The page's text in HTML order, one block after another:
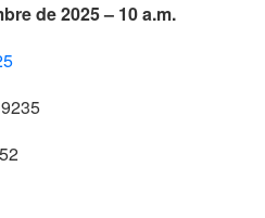
de 2025 – 10 a.m.